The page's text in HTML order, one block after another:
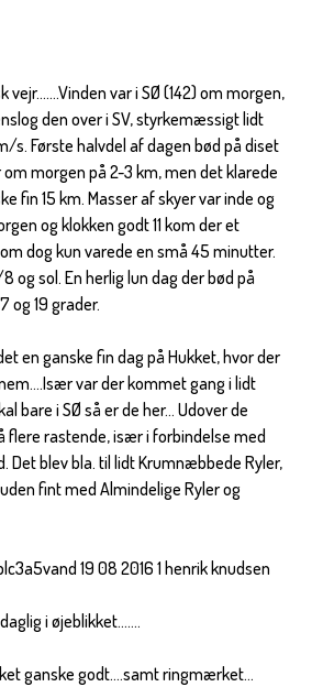
vejr…….Vinden var i SØ (142) om morgen,
den over i SV, styrkemæssigt lidt
s. Første halvdel af dagen bød på diset
morgen på 2-3 km, men det klarede
fin 15 km. Masser af skyer var inde og
og klokken godt 11 kom der et
dog kun varede en små 45 minutter.
og sol. En herlig lun dag der bød på
og 19 grader.
en ganske fin dag på Hukket, hvor der
var der kommet gang i lidt
bare i SØ så er de her… Udover de
flere rastende, især i forbindelse med
Det blev bla. til lidt Krumnæbbede Ryler,
fint med Almindelige Ryler og
i øjeblikket…….
ganske godt….samt ringmærket…